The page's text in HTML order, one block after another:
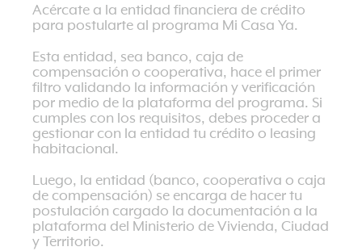
Acércate a la entidad financiera de crédito
para postularte al programa Mi Casa Ya.
Esta entidad, sea banco, caja de
compensación o cooperativa, hace el primer
filtro validando la información y verificación
por medio de la plataforma del programa. Si
cumples con los requisitos, debes proceder a
gestionar con la entidad tu crédito o leasing
habitacional.
Luego, la entidad (banco, cooperativa o caja
de compensación) se encarga de hacer tu
postulación cargado la documentación a la
plataforma del Ministerio de Vivienda, Ciudad
y Territorio.